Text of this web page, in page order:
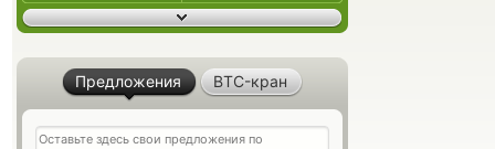
Предложения BTC-кран